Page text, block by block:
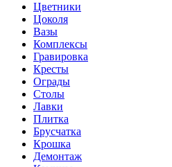
Цветники
Цоколя
Вазы
Комплексы
Гравировка
Кресты
Ограды
Столы
Лавки
Плитка
Брусчатка
Крошка
Демонтаж